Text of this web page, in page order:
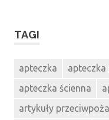
TAGI
apteczka
apteczka ścienna
artykuły